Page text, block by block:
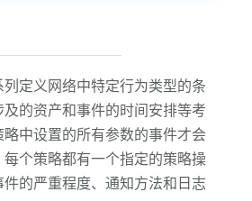
定义网络中特定行为类型的条
的资产和事件的时间安排等考
中设置的所有参数的事件才会
个策略都有一个指定的策略操
的严重程度、通知方法和日志